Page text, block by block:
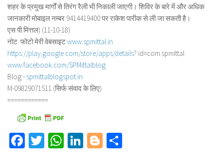
शहर के प्रमुख मार्गों से तिरंग रैली भी निकाली जाएगी। शिविर के बारे में और अधिक
जानकारी मोबाइल नम्बर 9414419400 पर राकेश पारीक से ली जा सकती है।
एस.पी.मित्तल) (11-10-18)
नोट: फोटो मेरी वेबसाइटwww.spmittal.in
https://play.google.com/store/apps/details? id=com.spmittal
www.facebook.com/SPMittalblog
Blog:- spmittalblogspot.in
M-09829071511 (सिर्फ संवाद के लिए)
============
Facebook
TwitterWhatsApp
LinkedIn
Blogger